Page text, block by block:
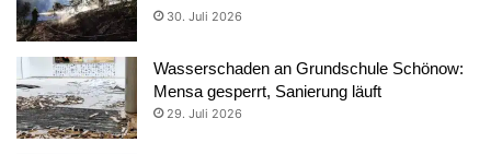
30. Juli 2026
Wasserschaden an Grundschule Schönow:
Mensa gesperrt, Sanierung läuft
29. Juli 2026